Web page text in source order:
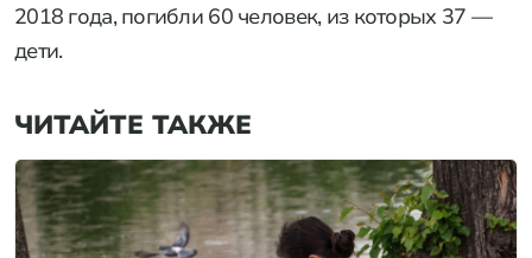
2018 года, погибли 60 человек, из которых 37 —
дети.
ЧИТАЙТЕ ТАКЖЕ